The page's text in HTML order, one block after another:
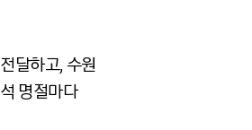
달하고, 수원
명절마다